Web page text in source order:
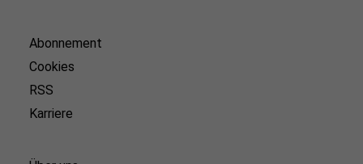
Abonnement
Cookies
RSS
Karriere